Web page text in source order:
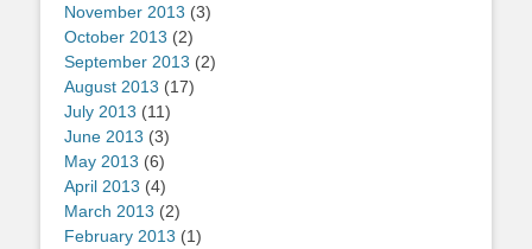
November 2013 (3)
October 2013 (2)
September 2013 (2)
August 2013 (17)
July 2013 (11)
June 2013 (3)
May 2013 (6)
April 2013 (4)
March 2013 (2)
February 2013 (1)